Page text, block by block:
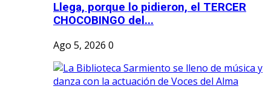
Llega, porque lo pidieron, el TERCER
CHOCOBINGO del...
Ago 5, 2026 0